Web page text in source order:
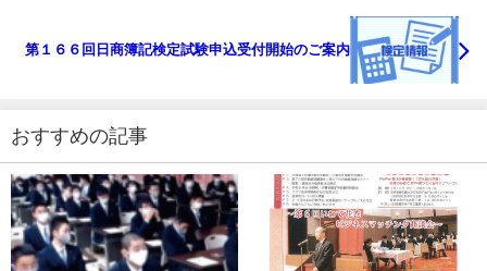
第１６６回日商簿記検定試験申込受付開始のご案内
おすすめの記事